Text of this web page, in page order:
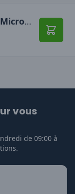
Blåkläder 4924 Dames Microfleecevest
vous
de 09:00 à